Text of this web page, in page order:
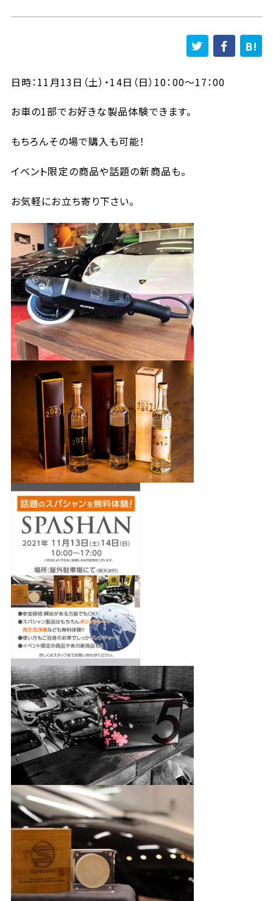
日時：11月13日（土）・14日（日）10：00～17：00
お車の1部でお好きな製品体験できます。
もちろんその場で購入も可能！
イベント限定の商品や話題の新商品も。
お気軽にお立ち寄り下さい。